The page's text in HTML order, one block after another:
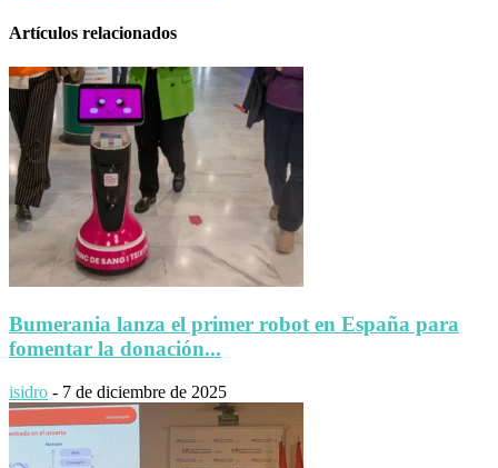
Artículos relacionados
Bumerania lanza el primer robot en España para
fomentar la donación...
isidro - 7 de diciembre de 2025